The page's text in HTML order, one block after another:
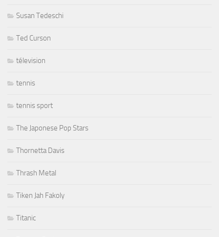
Susan Tedeschi
Ted Curson
télevision
tennis
tennis sport
The Japonese Pop Stars
Thornetta Davis
Thrash Metal
Tiken Jah Fakoly
Titanic